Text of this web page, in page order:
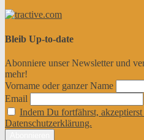
Bleib Up-to-date
Abonniere unser Newsletter und
mehr!
Vorname oder ganzer Name
Email
Indem Du fortfährst,
Datenschutzerklärung.